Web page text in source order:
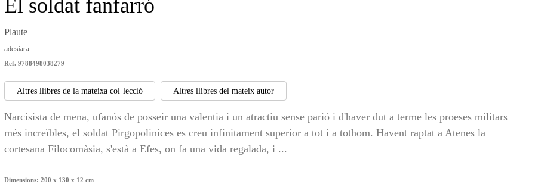
El soldat fanfarró
Plaute
adesiara
Ref. 9788498038279
Altres llibres de la mateixa col·lecció Altres llibres del mateix autor
Narcisista de mena, ufanós de posseir una valentia i un atractiu sense parió i d'haver dut a terme les proeses militars
més increïbles, el soldat Pirgopolinices es creu infinitament superior a tot i a tothom. Havent raptat a Atenes la
cortesana Filocomàsia, s'està a Efes, on fa una vida regalada, i ...
Dimensions:200 x 130 x 12 cm